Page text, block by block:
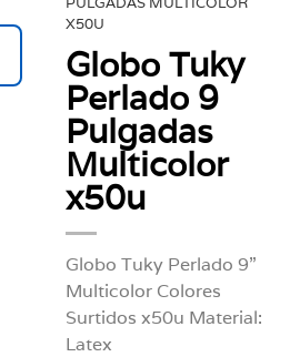
X50U
Globo Tuky
Perlado 9
Pulgadas
Multicolor
x50u
Globo Tuky Perlado 9”
Multicolor Colores
Surtidos x50u Material:
Latex